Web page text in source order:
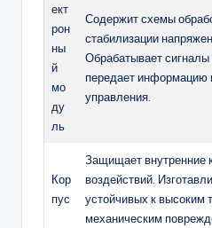
ект
рон
ны
й
мо
ду
ль
Содержит схемы
стабилизации
Обрабатывает
передает информацию
управления.
Кор
пус
Защищает внутренние
воздействий.
устойчивых к высоким
механическим